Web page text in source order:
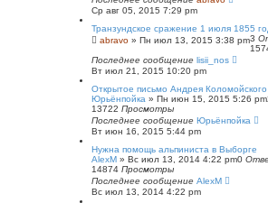
Ср авг 05, 2015 7:29 pm
Транзундское сражение 1 июля 1855
abravo » Пн июл 13, 2015 3:38 pm3
Последнее сообщение lisii_nos
Вт июл 21, 2015 10:20 pm
Открытое письмо Андрея Коломойского
Юрьёнпойка » Пн июн 15, 2015 5:26 pm
13722 Просмотры
Последнее сообщение Юрьёнпойка
Вт июн 16, 2015 5:44 pm
Нужна помощь альпиниста в Выборге
AlexM » Вс июл 13, 2014 4:22 pm0
14874 Просмотры
Последнее сообщение AlexM
Вс июл 13, 2014 4:22 pm